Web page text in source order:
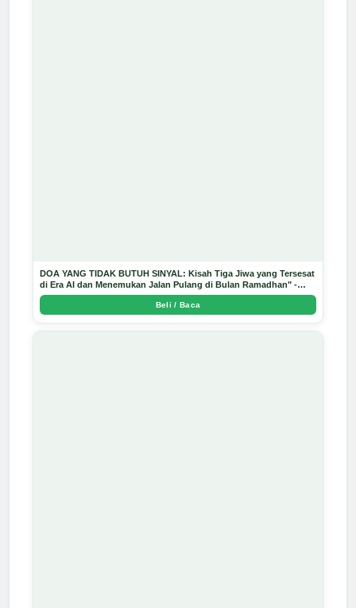
DOA YANG TIDAK BUTUH SINYAL: Kisah Tiga Jiwa yang Tersesat
di Era AI dan Menemukan Jalan Pulang di Bulan Ramadhan" -
Arda Dinata
Beli / Baca